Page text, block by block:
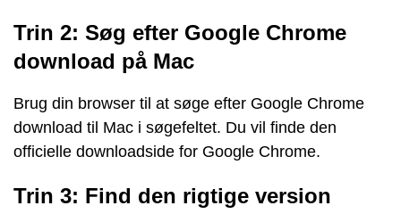
Trin 2: Søg efter Google Chrome
download på Mac
Brug din browser til at søge efter Google Chrome
download til Mac i søgefeltet. Du vil finde den
officielle downloadside for Google Chrome.
Trin 3: Find den rigtige version